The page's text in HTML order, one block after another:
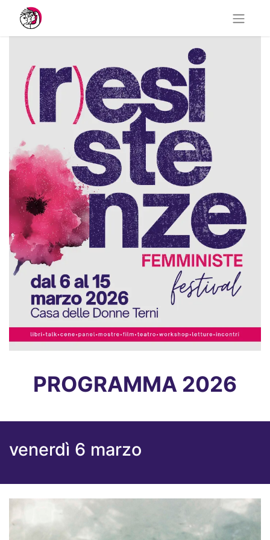
PROGRAMMA 2026
venerdì 6 marzo